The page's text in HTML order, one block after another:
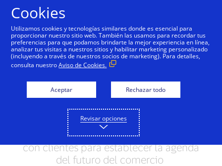
Visa reinventa la tarjeta
y revela nuevos
productos para la era
digital
Visa reúne a líderes de la industria en su
Visa Payments Forum, su encuentro anual
con clientes para establecer la agenda
del futuro del comercio
Cookies
Utilizamos cookies y tecnologías similares donde es esencial para
proporcionar nuestro sitio web. También las usamos para recordar tus
preferencias para que podamos brindarte la mejor experiencia en línea,
analizar tus visitas a nuestros sitios y habilitar marketing personalizado
(incluyendo a través de nuestros socios de marketing). Para detalles,
consulta nuestroAviso de Cookies.
Aceptar Rechazar todo
Revisar opciones